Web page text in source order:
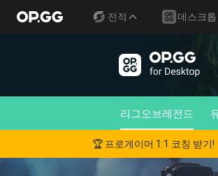
전적 데스크톱
리그오브레전드
🏆 프로게이머 1:1 코칭 받기!